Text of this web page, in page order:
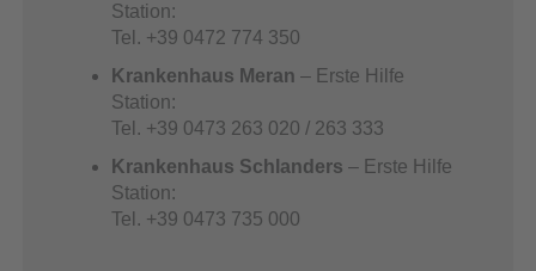
Station:
Tel. +39 0472 774 350
Krankenhaus Meran – Erste Hilfe
Station:
Tel. +39 0473 263 020 / 263 333
Krankenhaus Schlanders – Erste Hilfe
Station:
Tel. +39 0473 735 000